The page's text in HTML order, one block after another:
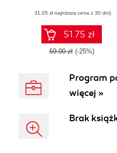
(31,05 zł najniższa cena z 30 dni)
51.75 zł
69.00 zł (-25%)
Program
więcej »
Brak